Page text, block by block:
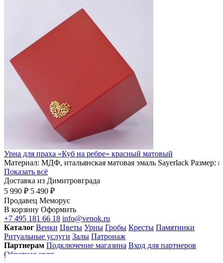
Урна для праха «Куб на ребре» красный матовый
Материал: МДФ, итальянская матовая эмаль Sayerlack
Показать всё
Доставка из Димитровграда
5 990 ₽ 5 490 ₽
Продавец Меморус
В корзину Оформить
+7 495 181 66 18 info@venok.ru
Каталог Венки Цветы Урны Гробы Кресты Памятники
Ритуальные услуги Залы Патронаж
Партнерам Подключение магазина Вход для партнеров
Обратная связь